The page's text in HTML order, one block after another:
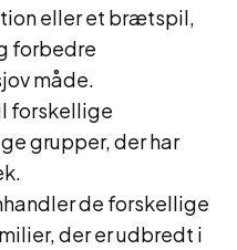
eller et brætspil,
forbedre
måde.
forskellige
grupper, der har
de forskellige
der er udbredt i